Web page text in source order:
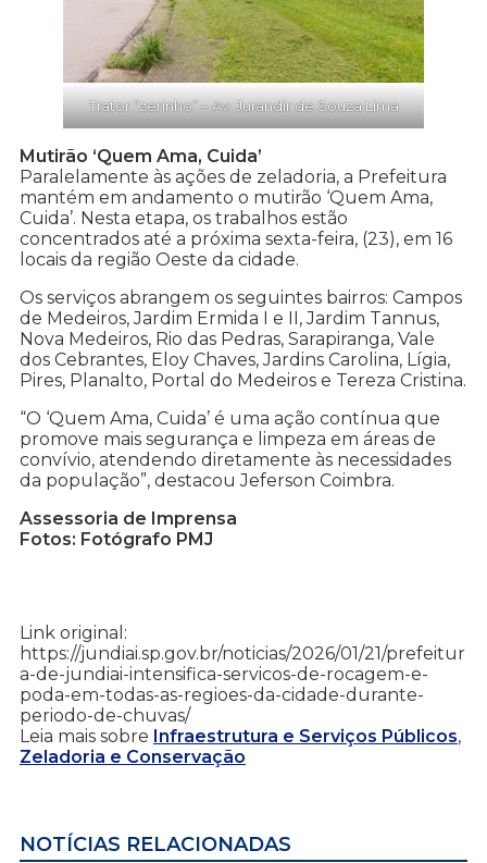
Trator “zerinho” – Av. Jurandir de Souza Lima
Mutirão ‘Quem Ama, Cuida’
Paralelamente às ações de zeladoria, a Prefeitura
mantém em andamento o mutirão ‘Quem Ama,
Cuida’. Nesta etapa, os trabalhos estão
concentrados até a próxima sexta-feira, (23), em 16
locais da região Oeste da cidade.
Os serviços abrangem os seguintes bairros: Campos
de Medeiros, Jardim Ermida I e II, Jardim Tannus,
Nova Medeiros, Rio das Pedras, Sarapiranga, Vale
dos Cebrantes, Eloy Chaves, Jardins Carolina, Lígia,
Pires, Planalto, Portal do Medeiros e Tereza Cristina.
“O ‘Quem Ama, Cuida’ é uma ação contínua que
promove mais segurança e limpeza em áreas de
convívio, atendendo diretamente às necessidades
da população”, destacou Jeferson Coimbra.
Assessoria de Imprensa
Fotos: Fotógrafo PMJ
Link original:
https://jundiai.sp.gov.br/noticias/2026/01/21/prefeitur
a-de-jundiai-intensifica-servicos-de-rocagem-e-
poda-em-todas-as-regioes-da-cidade-durante-
periodo-de-chuvas/
Leia mais sobre Infraestrutura e Serviços Públicos,
Zeladoria e Conservação
NOTÍCIAS RELACIONADAS